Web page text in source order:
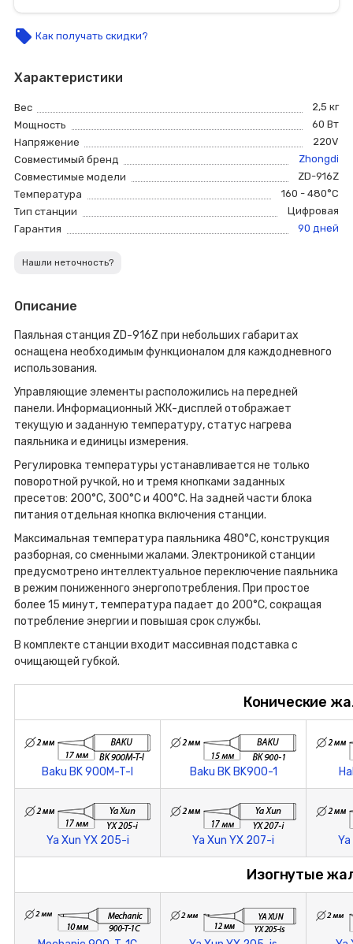
local_offer Как получать скидки?
Характеристики
Вес
2,5 кг
Мощность
60 Вт
Напряжение
220V
Совместимый бренд
Zhongdi
Совместимые модели
ZD-916Z
Температура
160 - 480°C
Тип станции
Цифровая
Гарантия
90 дней
Нашли неточность?
Описание
Паяльная станция ZD-916Z при небольших габаритах
оснащена необходимым функционалом для каждодневного
использования.
Управляющие элементы расположились на передней
панели. Информационный ЖК-дисплей отображает
текущую и заданную температуру, статус нагрева
паяльника и единицы измерения.
Регулировка температуры устанавливается не только
поворотной ручкой, но и тремя кнопками заданных
пресетов: 200°С, 300°С и 400°С. На задней части блока
питания отдельная кнопка включения станции.
Максимальная температура паяльника 480°С, конструкция
разборная, со сменными жалами. Электроникой станции
предусмотрено интеллектуальное переключение паяльника
в режим пониженного энергопотребления. При простое
более 15 минут, температура падает до 200°С, сокращая
потребление энергии и повышая срок службы.
В комплекте станции входит массивная подставка с
очищающей губкой.
Конические
Baku BK 900M-T-I Baku BK BK900-1
Ya Xun YX 205-i Ya Xun YX 207-i
Изогнутые